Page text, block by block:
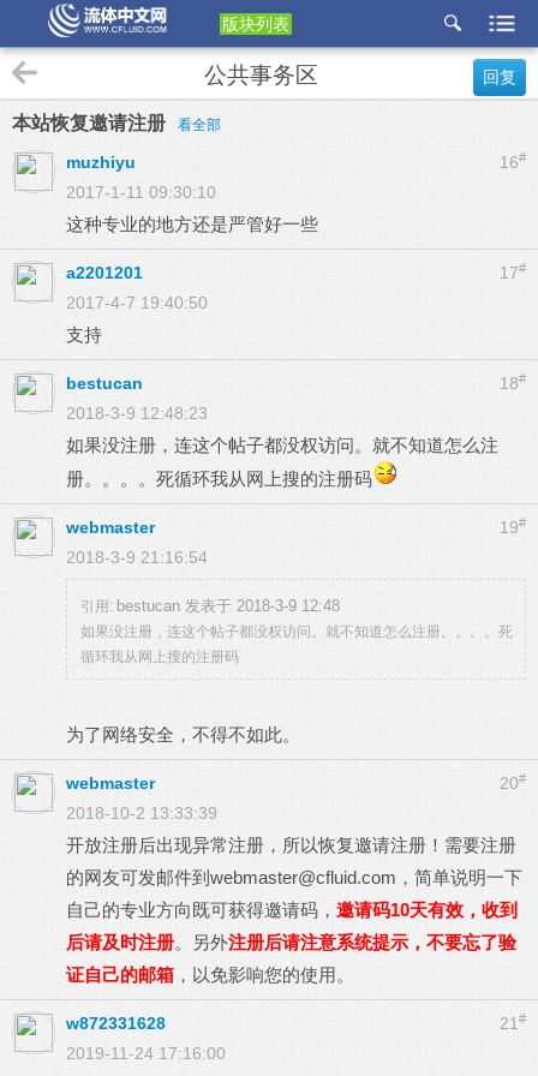
版块列表
etu
p
回复
公共事务区
本站恢复邀请注册 看全部
16#
muzhiyu
2017-1-11 09:30:10
这种专业的地方还是严管好一些
17#
a2201201
2017-4-7 19:40:50
支持
18#
bestucan
2018-3-9 12:48:23
如果没注册，连这个帖子都没权访问。就不知道怎么注
册。。。。死循环我从网上搜的注册码
19#
webmaster
2018-3-9 21:16:54
引用: bestucan 发表于 2018-3-9 12:48
如果没注册，连这个帖子都没权访问。就不知道怎么注册。。。。死
循环我从网上搜的注册码
为了网络安全，不得不如此。
20#
webmaster
2018-10-2 13:33:39
开放注册后出现异常注册，所以恢复邀请注册！需要注册
的网友可发邮件到 webmaster@cfluid.com ，简单说明一下
自己的专业方向既可获得邀请码， 邀请码10天有效，收到
后请及时注册。另外注册后请注意系统提示，不要忘了验
证自己的邮箱 ，以免影响您的使用。
21 #
w872331628
2019-11-24 17:16:00